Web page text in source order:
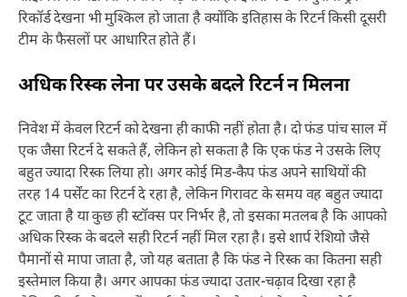
रिकॉर्ड देखना भी मुश्किल हो जाता है क्योंकि इतिहास के रिटर्न किसी दूसरी
टीम के फैसलों पर आधारित होते हैं।
अधिक रिस्क लेना पर उसके बदले रिटर्न न मिलना
निवेश में केवल रिटर्न को देखना ही काफी नहीं होता है। दो फंड पांच साल में
एक जैसा रिटर्न दे सकते हैं, लेकिन हो सकता है कि एक फंड ने उसके लिए
बहुत ज्यादा रिस्क लिया हो। अगर कोई मिड-कैप फंड अपने साथियों की
तरह 14 पर्सेंट का रिटर्न दे रहा है, लेकिन गिरावट के समय वह बहुत ज्यादा
टूट जाता है या कुछ ही स्टॉक्स पर निर्भर है, तो इसका मतलब है कि आपको
अधिक रिस्क के बदले सही रिटर्न नहीं मिल रहा है। इसे शार्प रेशियो जैसे
पैमानों से मापा जाता है, जो यह बताता है कि फंड ने रिस्क का कितना सही
इस्तेमाल किया है। अगर आपका फंड ज्यादा उतार-चढ़ाव दिखा रहा है